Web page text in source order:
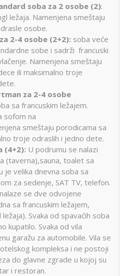
soba za 2 osobe (2):
ležaja. Namenjena smeštaju
osobe.
2-4 osobe (2+2): soba veće
sobe i sadrži francuski
Namenjena smeštaju
ili maksimalno troje
za 2-4 osobe
sa francuskim ležajem.
sofom na
smeštaju porodicama sa
troje odraslih i jedno dete.
(4+2): U podrumu se nalazi
(taverna),sauna, toalet sa
je velika dnevna soba sa
za sedenje, SAT TV, telefon.
se dve odvojene
sa francuskim ležajem,
Svaka od spavaćih soba
kupatilo. Svaka od vila
garažu za automobile. Vila se
kompleksa i ne postoji
do glavne zgrade u kojoj su
i restoran.